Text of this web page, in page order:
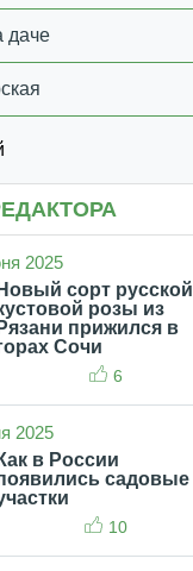
даче
2025
Новый сорт русской
розы из
Рязани прижился в
Сочи
6
2025
Как в России
садовые
10